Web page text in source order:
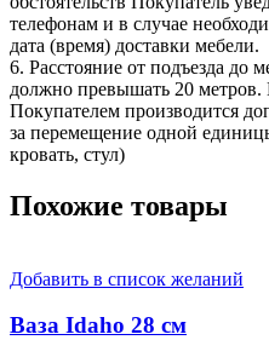
телефонам и в случае
дата (время) доставки мебели.
6. Расстояние от подъезда до
должно превышать 20 метров.
Покупателем производится
за перемещение одной
кровать, стул)
Похожие товары
Добавить в список желаний
Ваза Idaho 28 см